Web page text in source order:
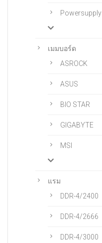
Powersupply
เมมบอร์ด
ASROCK
ASUS
BIO STAR
GIGABYTE
MSI
แรม
DDR-4/2400
DDR-4/2666
DDR-4/3000